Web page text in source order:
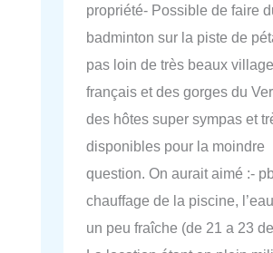
propriété- Possible de faire
badminton sur la piste de
pas loin de très beaux
français et des gorges du
des hôtes super sympas et
disponibles pour la moindre
question. On aurait aimé :-
chauffage de la piscine,
un peu fraîche (de 21 a 23